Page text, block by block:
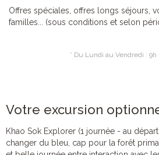
Offres spéciales, offres longs séjours,
familles... (sous conditions et selon
* Du Lundi au Vendredi : 9h
Votre excursion
Khao Sok Explorer (1 journée - au
changer du bleu, cap pour la forêt